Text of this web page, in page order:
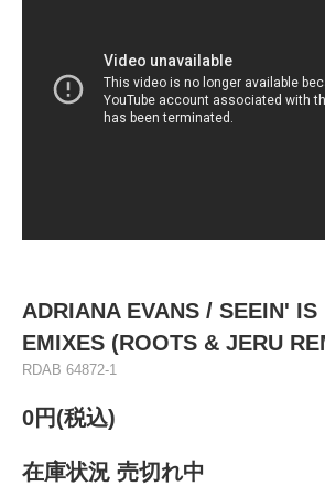
ADRIANA EVANS / SEEIN'
EMIXES (ROOTS & JERU
RDAB 64872-1
0円(税込)
在庫状況 売切れ中